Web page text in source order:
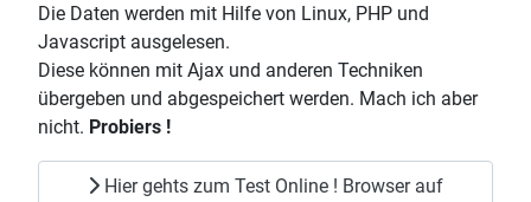
Die Daten werden mit Hilfe von Linux, PHP und
Javascript ausgelesen.
Diese können mit Ajax und anderen Techniken
übergeben und abgespeichert werden. Mach ich aber
nicht. Probiers !
Hier gehts zum Test Online ! Browser auf